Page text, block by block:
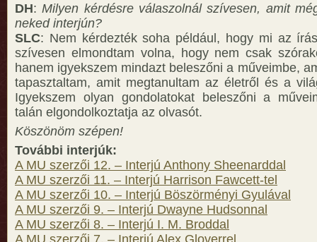
DH:Milyen kérdésre válaszolnál szívesen, amit
neked interjún?
SLC: Nem kérdezték soha például, hogy mi az
szívesen elmondtam volna, hogy nem csak
hanem igyekszem mindazt beleszőni a műveimbe,
tapasztaltam, amit megtanultam az életről és a
Igyekszem olyan gondolatokat beleszőni a
talán elgondolkoztatja az olvasót.
Köszönöm szépen!
További interjúk:
A MU szerzői 12. – Interjú Anthony Sheenarddal
A MU szerzői 11. – Interjú Harrison Fawcett-tel
A MU szerzői 10. – Interjú Böszörményi Gyulával
A MU szerzői 9. – Interjú Dwayne Hudsonnal
A MU szerzői 8. – Interjú I. M. Broddal
A MU szerzői 7. – Interjú Alex Gloverrel